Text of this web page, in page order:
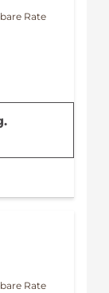
Rate
Rate